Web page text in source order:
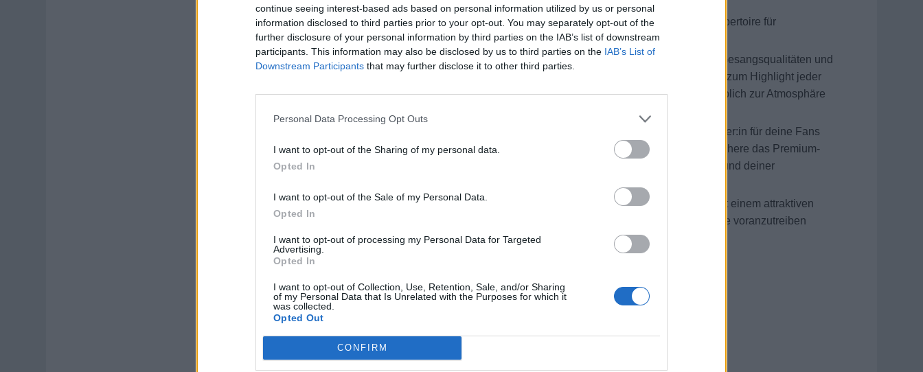
continue seeing interest-based ads based on personal information utilized by us or personal
information disclosed to third parties prior to your opt-out. You may separately opt-out of the
further disclosure of your personal information by third parties on the IAB’s list of downstream
participants. This information may also be disclosed by us to third parties on the IAB’s List of
Downstream Participants that may further disclose it to other third parties.
Personal Data Processing Opt Outs
I want to opt-out of the Sharing of my personal data.
Opted In
I want to opt-out of the Sale of my Personal Data.
Opted In
I want to opt-out of processing my Personal Data for Targeted
Advertising.
Opted In
I want to opt-out of Collection, Use, Retention, Sale, and/or Sharing
of my Personal Data that Is Unrelated with the Purposes for which it
was collected.
Opted Out
CONFIRM
Du bist der Star auf der Bühne und sorgst mit deinem vielfältigen Repertoire für
unvergessliche Urlaubserlebnisse? Dann suchen wir genau dich!
Ob Rock, Pop, Musical oder Schlager – mit deinen professionellen Gesangsqualitäten und
deiner einmaligen Ausdruckskraft begeisterst du die Gäste und wirst zum Highlight jeder
Show. Von Soloprogrammen bis Repertoire Shows trägst du maßgeblich zur Atmosphäre
Aber nicht nur auf der Bühne überzeugst du, auch als Ansprechpartner:in für deine Fans
bist du zur Stelle. Werde Teil eines brandneuen Konzepts und bereichere das Premium-
Angebot der Mein Schiff® Flotte von TUI Cruises mit deinem Talent und deiner
Freue dich auf ausgewählte Einsätze (6 Monate an Bord) gepaart mit einem attraktiven
Vergütungspaket sowie die Möglichkeit, deine Karriere auf hoher See voranzutreiben